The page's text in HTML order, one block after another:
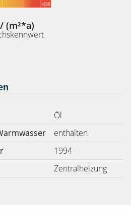
(m²*a)
Öl
enthalten
1994
Zentralheizung